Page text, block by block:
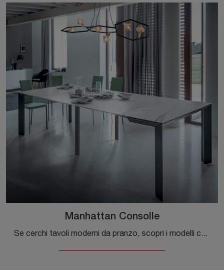
Manhattan Consolle
Se cerchi tavoli moderni da pranzo, scopri i modelli consolle di Riflessi: clicca e scopri il modello Manhattan Consolle in ceramica.